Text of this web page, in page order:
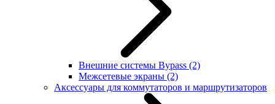
Внешние системы Bypass (2)
Межсетевые экраны (2)
Аксессуары для коммутаторов и маршрутизаторов